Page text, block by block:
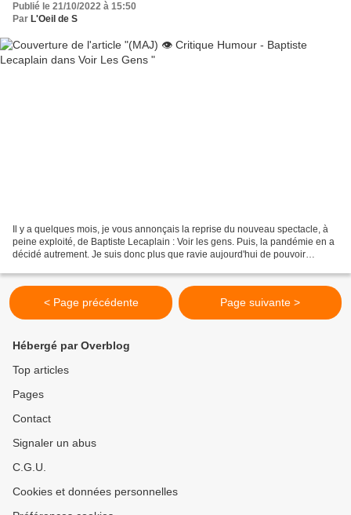
Publié le 21/10/2022 à 15:50
Par L'Oeil de S
Il y a quelques mois, je vous annonçais la reprise du nouveau spectacle, à
peine exploité, de Baptiste Lecaplain : Voir les gens. Puis, la pandémie en a
décidé autrement. Je suis donc plus que ravie aujourd'hui de pouvoir
< Page précédente Page suivante >
Hébergé par Overblog
Top articles
Pages
Contact
Signaler un abus
C.G.U.
Cookies et données personnelles